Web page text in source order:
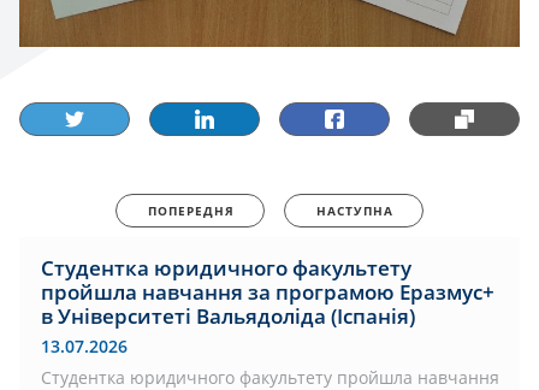
ПОПЕРЕДНЯ НАСТУПНА
Студентка юридичного факультету
пройшла навчання за програмою Еразмус+
в Університеті Вальядоліда (Іспанія)
13.07.2026
Студентка юридичного факультету пройшла навчання